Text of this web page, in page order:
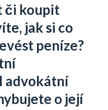
či koupit
jak si co
peníze?
advokátní
o její